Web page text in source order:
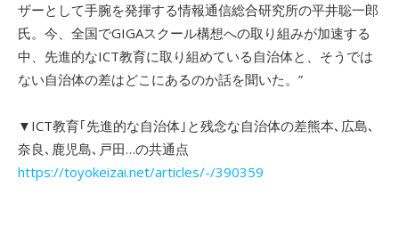
ザーとして手腕を発揮する情報通信総合研究所の平井聡一郎
氏。今、全国でGIGAスクール構想への取り組みが加速する
中、先進的なICT教育に取り組めている自治体と、そうでは
ない自治体の差はどこにあるのか話を聞いた。”
▼ICT教育｢先進的な自治体｣と残念な自治体の差熊本､広島､
奈良､鹿児島､戸田…の共通点
https://toyokeizai.net/articles/-/390359